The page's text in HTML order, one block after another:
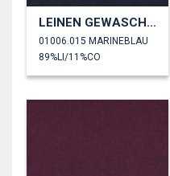
LEINEN GEWASCHEN 170 GM2
01006.015 MARINEBLAU
89%LI/11%CO